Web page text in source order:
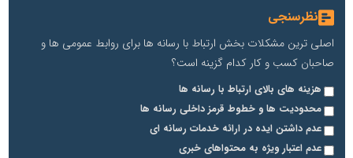
نظرسنجی
اصلی ترین مشکلات بخش ارتباط با رسانه ها برای روابط عمومی ها و
صاحبان کسب و کار کدام گزینه است؟
هزینه های بالای ارتباط با رسانه ها
محدودیت ها و خطوط قرمز داخلی رسانه ها
عدم داشتن ایده در ارائه خدمات رسانه ای
عدم اعتبار ویژه به محتواهای خبری